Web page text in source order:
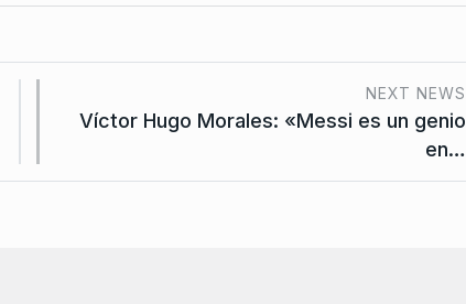
NEXT NEWS
Víctor Hugo Morales: «Messi es un genio
en…